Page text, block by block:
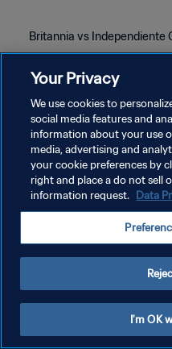
Britannia vs Independiente
Your Privacy
We use cookies to
social media features and
information about your use
media, advertising and
your cookie preferences by
right and place a do not sell
information request. Data
I'm OK